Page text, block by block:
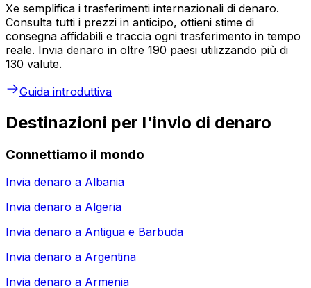
Xe semplifica i trasferimenti internazionali di denaro.
Consulta tutti i prezzi in anticipo, ottieni stime di
consegna affidabili e traccia ogni trasferimento in tempo
reale. Invia denaro in oltre 190 paesi utilizzando più di
130 valute.
Guida introduttiva
Destinazioni per l'invio di denaro
Connettiamo il mondo
Invia denaro a Albania
Invia denaro a Algeria
Invia denaro a Antigua e Barbuda
Invia denaro a Argentina
Invia denaro a Armenia